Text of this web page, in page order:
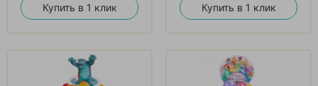
Купить в 1 клик Купить в 1 клик